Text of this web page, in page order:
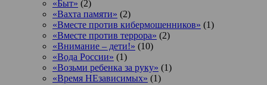
«Быт» (2)
«Вахта памяти» (2)
«Вместе против кибермошенников» (1)
«Вместе против террора» (2)
«Внимание – дети!» (10)
«Вода России» (1)
«Возьми ребенка за руку» (1)
«Время НЕзависимых» (1)